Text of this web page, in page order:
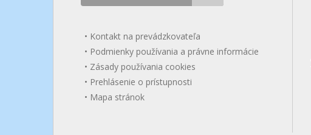
Kontakt na prevádzkovateľa
Podmienky používania a právne informácie
Zásady používania cookies
Prehlásenie o prístupnosti
Mapa stránok